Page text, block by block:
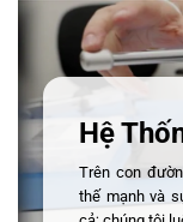
Hệ
Trên con
thế mạnh và